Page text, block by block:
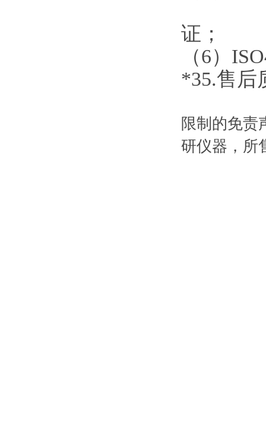
证；
（6）
*35.售后
限制的免责
研仪器，所